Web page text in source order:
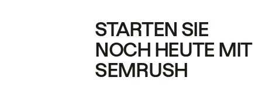
STARTEN SIE
NOCH HEUTE MIT
SEMRUSH